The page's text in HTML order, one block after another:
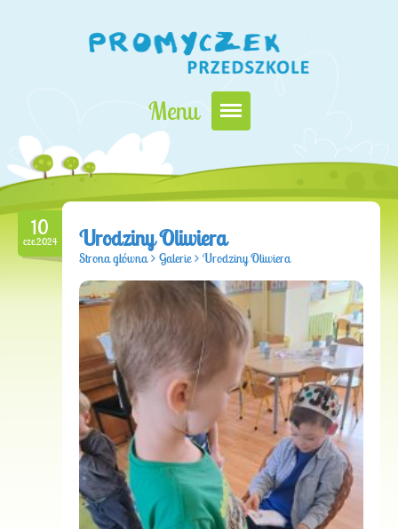
Menu
Nasz Promyczek
Oferta edukacyjna
Zapisy i opłaty
Kontakt
10
cze.2024 Urodziny Oliwiera
Strona główna > Galerie > Urodziny Oliwiera